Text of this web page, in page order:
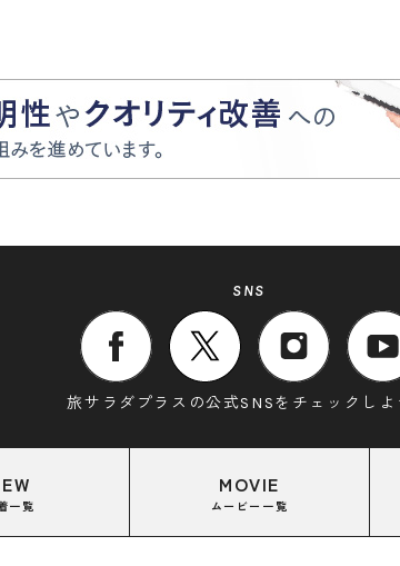
SNS
旅サラダプラスの公式SNSをチェックしよ
一覧
MOVIE
ムービー一覧